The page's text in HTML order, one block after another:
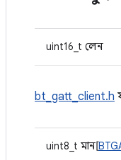
uint16_t লেন
bt_gatt_client.h
uint8_t মান[